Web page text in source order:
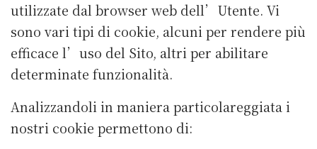
utilizzate dal browser web dell’Utente. Vi
sono vari tipi di cookie, alcuni per rendere più
efficace l’uso del Sito, altri per abilitare
determinate funzionalità.
Analizzandoli in maniera particolareggiata i
nostri cookie permettono di: